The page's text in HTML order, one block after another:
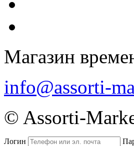
Магазин
info@assorti-
© Assorti-
Логин